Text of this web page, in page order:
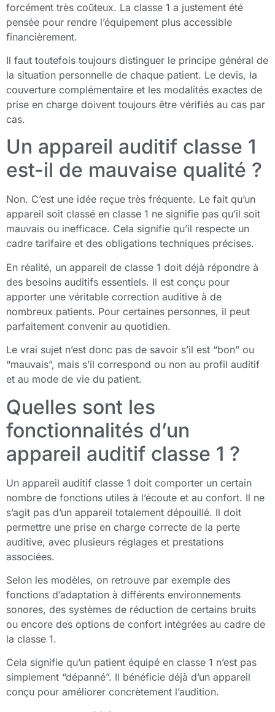
forcément très coûteux. La classe 1 a justement été
pensée pour rendre l’équipement plus accessible
financièrement.
Il faut toutefois toujours distinguer le principe général de
la situation personnelle de chaque patient. Le devis, la
couverture complémentaire et les modalités exactes de
prise en charge doivent toujours être vérifiés au cas par
cas.
Un appareil auditif classe 1
est-il de mauvaise qualité ?
Non. C’est une idée reçue très fréquente. Le fait qu’un
appareil soit classé en classe 1 ne signifie pas qu’il soit
mauvais ou inefficace. Cela signifie qu’il respecte un
cadre tarifaire et des obligations techniques précises.
En réalité, un appareil de classe 1 doit déjà répondre à
des besoins auditifs essentiels. Il est conçu pour
apporter une véritable correction auditive à de
nombreux patients. Pour certaines personnes, il peut
parfaitement convenir au quotidien.
Le vrai sujet n’est donc pas de savoir s’il est “bon” ou
“mauvais”, mais s’il correspond ou non au profil auditif
et au mode de vie du patient.
Quelles sont les
fonctionnalités d’un
appareil auditif classe 1 ?
Un appareil auditif classe 1 doit comporter un certain
nombre de fonctions utiles à l’écoute et au confort. Il ne
s’agit pas d’un appareil totalement dépouillé. Il doit
permettre une prise en charge correcte de la perte
auditive, avec plusieurs réglages et prestations
associées.
Selon les modèles, on retrouve par exemple des
fonctions d’adaptation à différents environnements
sonores, des systèmes de réduction de certains bruits
ou encore des options de confort intégrées au cadre de
la classe 1.
Cela signifie qu’un patient équipé en classe 1 n’est pas
simplement “dépanné”. Il bénéficie déjà d’un appareil
conçu pour améliorer concrètement l’audition.